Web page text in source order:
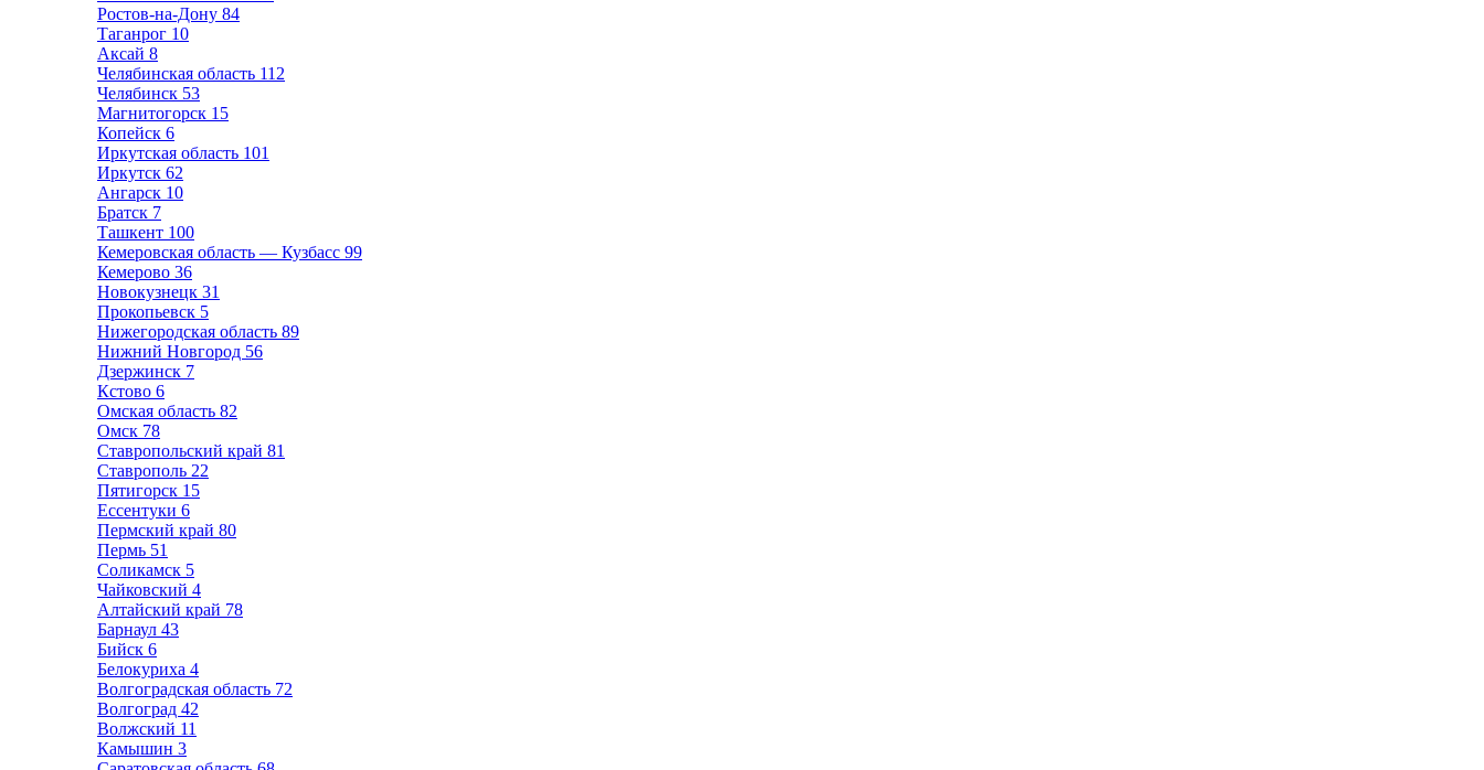
Ростов-на-Дону 84
Таганрог 10
Аксай 8
Челябинская область 112
Челябинск 53
Магнитогорск 15
Копейск 6
Иркутская область 101
Иркутск 62
Ангарск 10
Братск 7
Ташкент 100
Кемеровская область — Кузбасс 99
Кемерово 36
Новокузнецк 31
Прокопьевск 5
Нижегородская область 89
Нижний Новгород 56
Дзержинск 7
Кстово 6
Омская область 82
Омск 78
Ставропольский край 81
Ставрополь 22
Пятигорск 15
Ессентуки 6
Пермский край 80
Пермь 51
Соликамск 5
Чайковский 4
Алтайский край 78
Барнаул 43
Бийск 6
Белокуриха 4
Волгоградская область 72
Волгоград 42
Волжский 11
Камышин 3